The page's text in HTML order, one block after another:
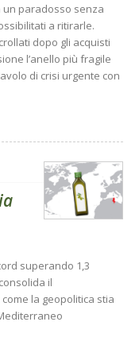
un paradosso senza
a ritirarle.
dopo gli acquisti
l’anello più fragile
di crisi urgente con
superando 1,3
il
la geopolitica stia